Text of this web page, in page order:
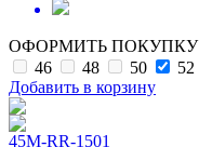
ОФОРМИТЬ ПОКУПКУ
46
48 50 52
Добавить в корзину
45M-RR-1501